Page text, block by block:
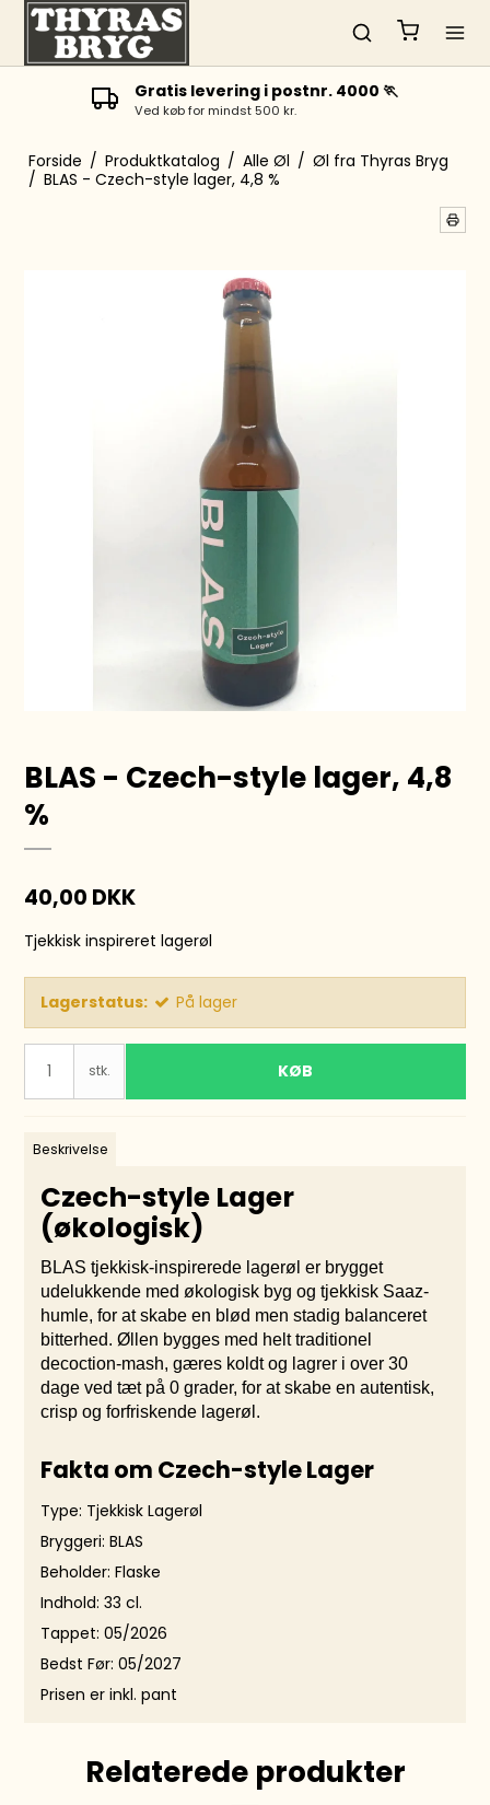
Gratis levering i postnr. 4000 🏃
Ved køb for mindst 500 kr.
Forside / Produktkatalog / Alle Øl / Øl fra Thyras Bryg
/ BLAS - Czech-style lager, 4,8 %
BLAS - Czech-style lager, 4,8
%
40,00 DKK
Tjekkisk inspireret lagerøl
Lagerstatus: På lager
stk. KØB
Beskrivelse
Czech-style Lager
(økologisk)
BLAS tjekkisk-inspirerede lagerøl er brygget
udelukkende med økologisk byg og tjekkisk Saaz-
humle, for at skabe en blød men stadig balanceret
bitterhed. Øllen bygges med helt traditionel
decoction-mash, gæres koldt og lagrer i over 30
dage ved tæt på 0 grader, for at skabe en autentisk,
crisp og forfriskende lagerøl.
Fakta om Czech-style Lager
Type: Tjekkisk Lagerøl
Bryggeri: BLAS
Beholder: Flaske
Indhold: 33 cl.
Tappet: 05/2026
Bedst Før: 05/2027
Prisen er inkl. pant
Relaterede produkter